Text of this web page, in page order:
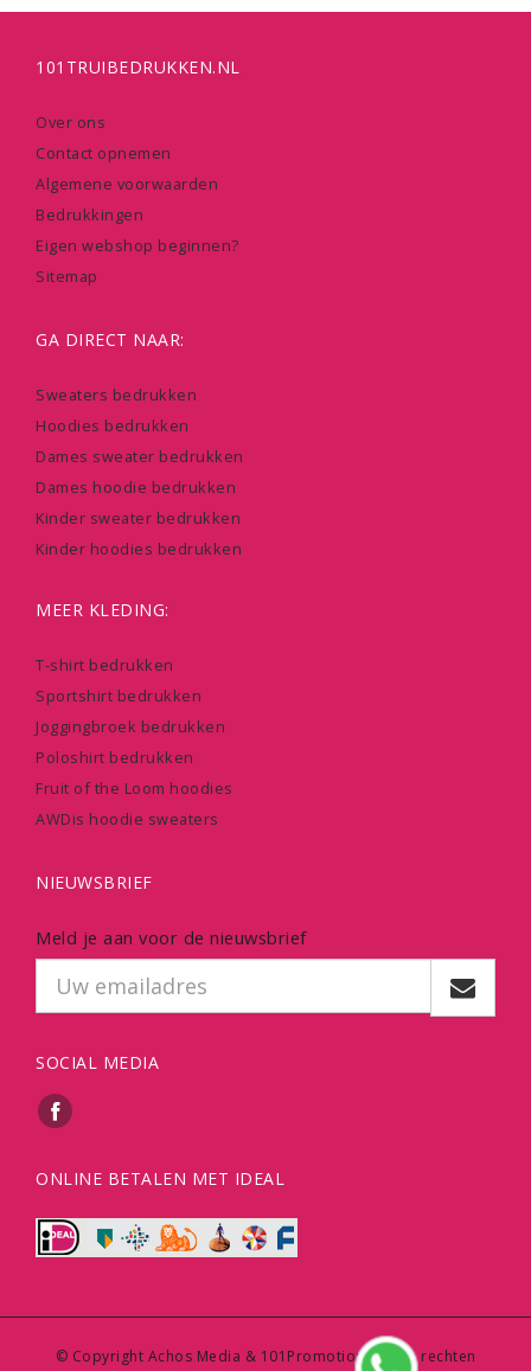
101TRUIBEDRUKKEN.NL
Over ons
Contact opnemen
Algemene voorwaarden
Bedrukkingen
Eigen webshop beginnen?
Sitemap
GA DIRECT NAAR:
Sweaters bedrukken
Hoodies bedrukken
Dames sweater bedrukken
Dames hoodie bedrukken
Kinder sweater bedrukken
Kinder hoodies bedrukken
MEER KLEDING:
T-shirt bedrukken
Sportshirt bedrukken
Joggingbroek bedrukken
Poloshirt bedrukken
Fruit of the Loom hoodies
AWDis hoodie sweaters
NIEUWSBRIEF
Meld je aan voor de nieuwsbrief
SOCIAL MEDIA
ONLINE BETALEN MET IDEAL
© Copyright Achos Media & 101Promotions | Alle rechten